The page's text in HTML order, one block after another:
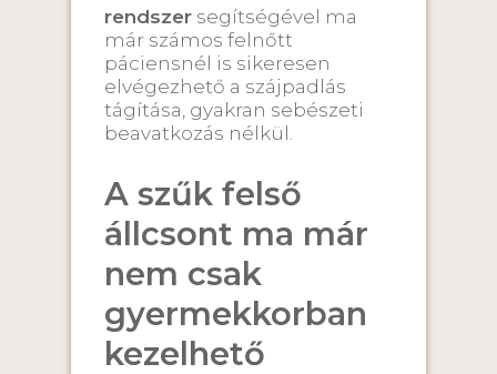
rendszer segítségével ma
már számos felnőtt
páciensnél is sikeresen
elvégezhető a szájpadlás
tágítása, gyakran sebészeti
beavatkozás nélkül.
A szűk felső
állcsont ma már
nem csak
gyermekkorban
kezelhető